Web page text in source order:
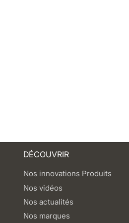
DÉCOUVRIR
Nos innovations Produits
Nos vidéos
Nos actualités
Nos marques